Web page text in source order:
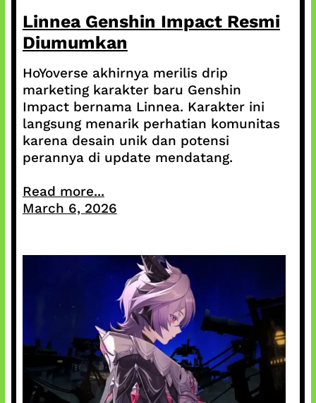
Linnea Genshin Impact Resmi
Diumumkan
HoYoverse akhirnya merilis drip
marketing karakter baru Genshin
Impact bernama Linnea. Karakter ini
langsung menarik perhatian komunitas
karena desain unik dan potensi
perannya di update mendatang.
Read more...
March 6, 2026